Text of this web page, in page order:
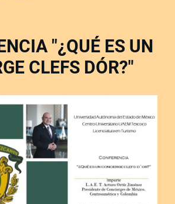
"¿QUÉ ES UN
CLEFS DÓR?"